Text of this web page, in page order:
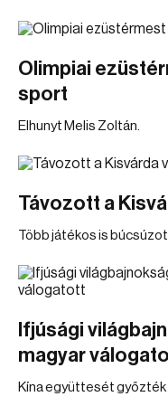
Olimpiai
sport
Elhunyt Melis Zoltán.
Távozott a
Több játékos is
Ifjúsági
magyar
Kína együttesét győzték